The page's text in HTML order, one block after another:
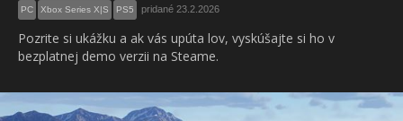
PC Xbox Series X|S PS5 pridané 23.2.2026
Pozrite si ukážku a ak vás upúta lov, vyskúšajte si ho v
bezplatnej demo verzii na Steame.